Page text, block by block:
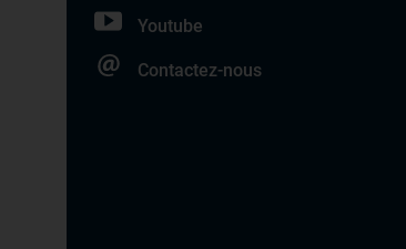
Youtube
Contactez-nous